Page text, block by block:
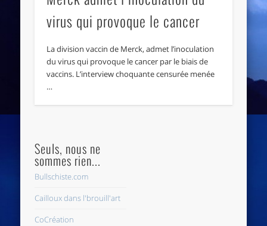
virus qui provoque le cancer
La division vaccin de Merck, admet l’inoculation
du virus qui provoque le cancer par le biais de
vaccins. L’interview choquante censurée menée
…
Seuls, nous ne
sommes rien...
Bullschiste.com
Cailloux dans l'brouill'art
CoCréation